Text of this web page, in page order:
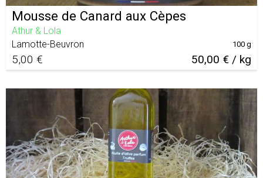
Mousse de Canard aux Cèpes
Athur & Lola
Lamotte-Beuvron
5,00 € 50,00 € / kg
100 g